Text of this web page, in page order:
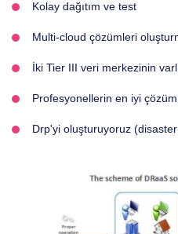
Kolay dağıtım ve test
Multi-cloud çözümleri
İki Tier III veri merkezinin
Profesyonellerin en iyi
Drp'yi oluşturuyoruz